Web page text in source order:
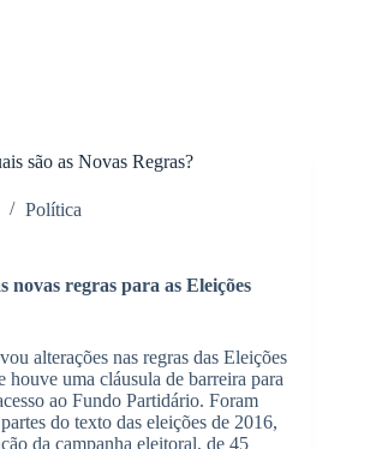
são as Novas Regras?
Política
novas regras para as Eleições
alterações nas regras das Eleições
houve uma cláusula de barreira para
ao Fundo Partidário. Foram
do texto das eleições de 2016,
da campanha eleitoral, de 45